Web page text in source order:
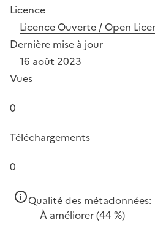
Licence
Licence Ouverte / Open
Dernière mise à jour
16 août 2023
Vues
0
Téléchargements
0
Qualité des métadonnées:
À améliorer(44 %)